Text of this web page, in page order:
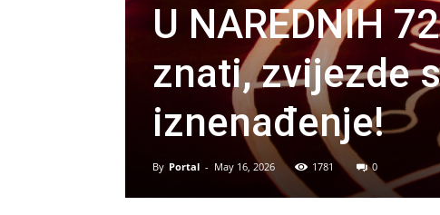
U NAREDNIH
znati, zvijezde
iznenađenje!
By Portal - May 16, 2026 1781 0